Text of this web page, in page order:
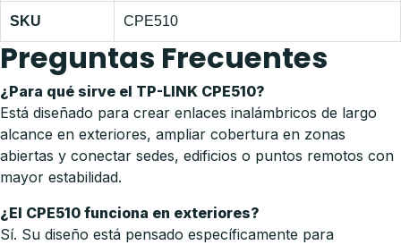
SKU CPE510
Preguntas Frecuentes
¿Para qué sirve el TP-LINK CPE510?
Está diseñado para crear enlaces inalámbricos de largo
alcance en exteriores, ampliar cobertura en zonas
abiertas y conectar sedes, edificios o puntos remotos con
mayor estabilidad.
¿El CPE510 funciona en exteriores?
Sí. Su diseño está pensado específicamente para